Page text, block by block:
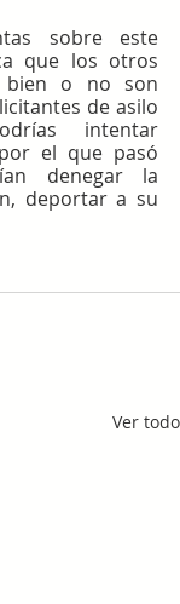
sobre este
que los otros
bien o no son
de asilo
intentar
el que pasó
denegar la
deportar a su
Ver todo